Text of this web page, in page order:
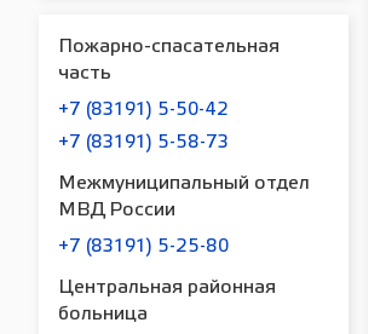
Пожарно-спасательная
часть
+7 (83191) 5-50-42
+7 (83191) 5-58-73
Межмуниципальный отдел
МВД России
+7 (83191) 5-25-80
Центральная районная
больница